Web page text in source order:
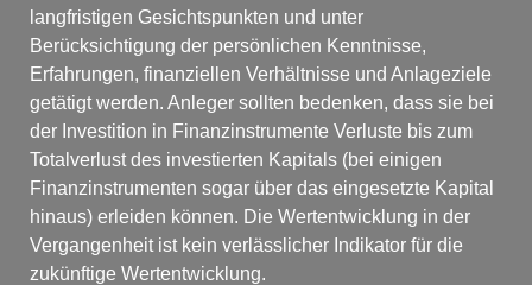
langfristigen Gesichtspunkten und unter
Berücksichtigung der persönlichen Kenntnisse,
Erfahrungen, finanziellen Verhältnisse und Anlageziele
getätigt werden. Anleger sollten bedenken, dass sie bei
der Investition in Finanzinstrumente Verluste bis zum
Totalverlust des investierten Kapitals (bei einigen
Finanzinstrumenten sogar über das eingesetzte Kapital
hinaus) erleiden können. Die Wertentwicklung in der
Vergangenheit ist kein verlässlicher Indikator für die
zukünftige Wertentwicklung.